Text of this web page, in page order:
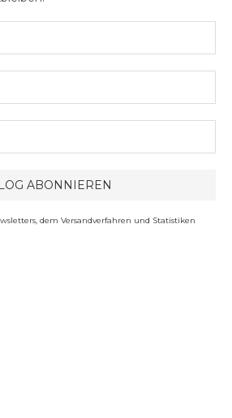
dem Versandverfahren und Statistiken